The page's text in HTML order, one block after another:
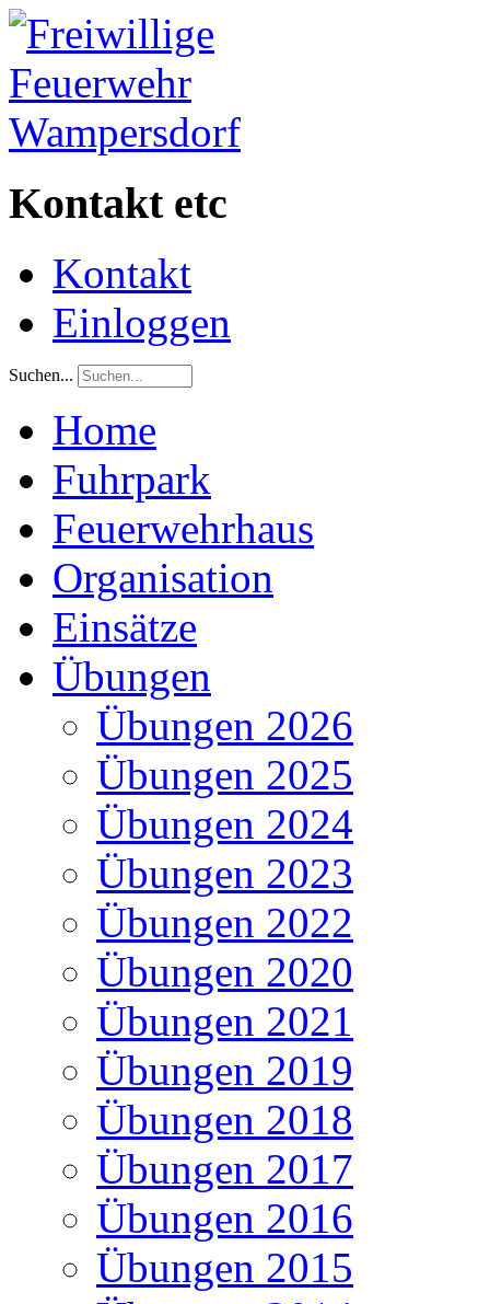
Kontakt etc
Kontakt
Einloggen
Suchen...
Home
Fuhrpark
Feuerwehrhaus
Organisation
Einsätze
Übungen
Übungen 2026
Übungen 2025
Übungen 2024
Übungen 2023
Übungen 2022
Übungen 2020
Übungen 2021
Übungen 2019
Übungen 2018
Übungen 2017
Übungen 2016
Übungen 2015